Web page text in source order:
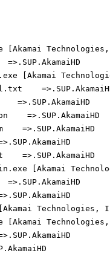
[Akamai
[Akamai
=>.SUP.AkamaiHD
=>.SUP.AkamaiHD
=>.SUP.AkamaiHD
=>.SUP.AkamaiHD
[Akamai
[Akamai